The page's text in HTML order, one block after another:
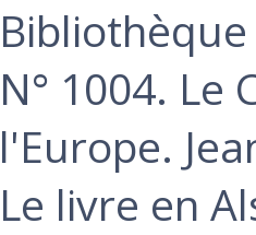
N° 1004. Le
l'Europe.
Le livre en